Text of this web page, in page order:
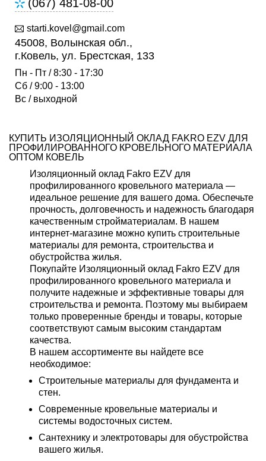
(067) 481-08-00
starti.kovel@gmail.com
45008, Волынская обл.,
г.Ковель, ул. Брестская, 133
Пн - Пт / 8:30 - 17:30
Сб / 9:00 - 13:00
Вс / выходной
КУПИТЬ ИЗОЛЯЦИОННЫЙ ОКЛАД FAKRO EZV ДЛЯ
ПРОФИЛИРОВАННОГО КРОВЕЛЬНОГО МАТЕРИАЛА
ОПТОМ КОВЕЛЬ
Изоляционный оклад Fakro EZV для
профилированного кровельного материала —
идеальное решение для вашего дома. Обеспечьте
прочность, долговечность и надежность благодаря
качественным стройматериалам. В нашем
интернет-магазине можно купить строительные
материалы для ремонта, строительства и
обустройства жилья.
Покупайте Изоляционный оклад Fakro EZV для
профилированного кровельного материала и
получите надежные и эффективные товары для
строительства и ремонта. Поэтому мы выбираем
только проверенные бренды и товары, которые
соответствуют самым высоким стандартам
качества.
В нашем ассортименте вы найдете все
необходимое:
Строительные материалы для фундамента и
стен.
Современные кровельные материалы и
системы водосточных систем.
Сантехнику и электротовары для обустройства
вашего жилья.